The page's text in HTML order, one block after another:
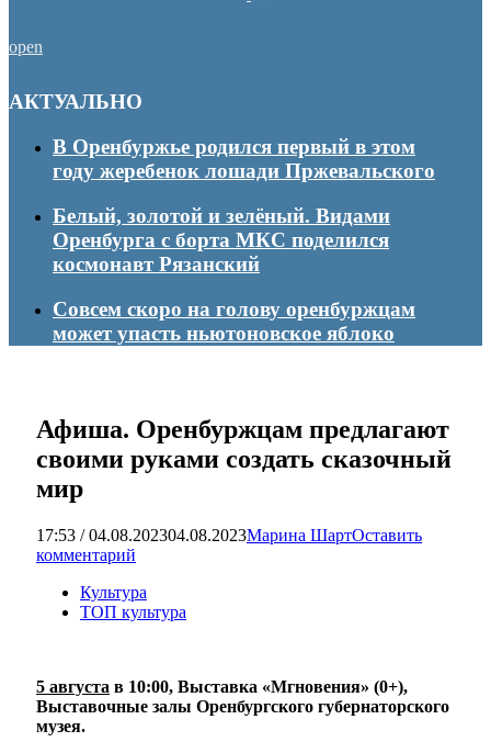
open
АКТУАЛЬНО
В Оренбуржье родился первый в этом
году жеребенок лошади Пржевальского
Белый, золотой и зелёный. Видами
Оренбурга с борта МКС поделился
космонавт Рязанский
Совсем скоро на голову оренбуржцам
может упасть ньютоновское яблоко
Афиша. Оренбуржцам предлагают
своими руками создать сказочный
мир
17:53 / 04.08.202304.08.2023Марина ШартОставить
комментарий
Культура
ТОП культура
5 августа в 10:00, Выставка «Мгновения» (0+),
Выставочные залы Оренбургского губернаторского
музея.